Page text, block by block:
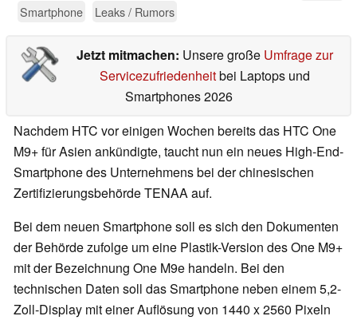
Smartphone
Leaks / Rumors
Jetzt mitmachen: Unsere große Umfrage zur
Servicezufriedenheitbei Laptops und
Smartphones 2026
Nachdem HTC vor einigen Wochen bereits das HTC One
M9+ für Asien ankündigte, taucht nun ein neues High-End-
Smartphone des Unternehmens bei der chinesischen
Zertifizierungsbehörde TENAA auf.
Bei dem neuen Smartphone soll es sich den Dokumenten
der Behörde zufolge um eine Plastik-Version des One M9+
mit der Bezeichnung One M9e handeln. Bei den
technischen Daten soll das Smartphone neben einem 5,2-
Zoll-Display mit einer Auflösung von 1440 x 2560 Pixeln